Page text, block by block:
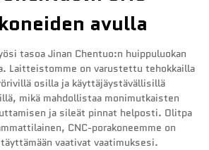
avulla
tasoa Jinan Chentuo:n huippuluokan
Laitteistomme on varustettu tehokkailla
osilla ja käyttäjäystävällisillä
mikä mahdollistaa monimutkaisten
ja sileät pinnat helposti. Olitpa
CNC-porakoneemme on
vaativat vaatimuksesi.